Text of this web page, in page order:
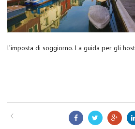
l’imposta di soggiorno. La guida per gli